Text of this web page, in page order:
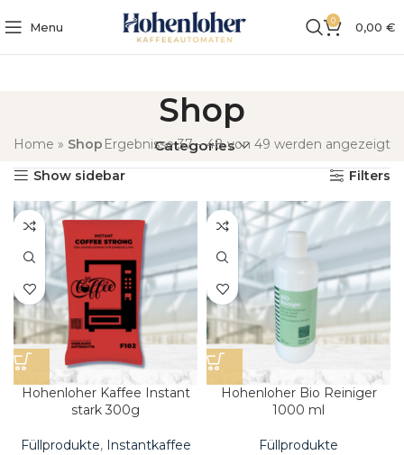
Menu 0 0,00 €
Shop
Categories
Home » Shop Ergebnisse 37 – 48 von 49 werden angezeigt
Show sidebar
Filters
Hohenloher Kaffee Instant
stark 300g
Füllprodukte, Instantkaffee
Hohenloher Bio Reiniger
1000 ml
Füllprodukte